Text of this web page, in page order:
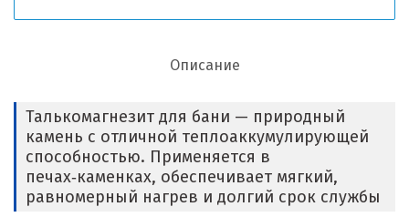
Описание
Талькомагнезит для бани — природный
камень с отличной теплоаккумулирующей
способностью. Применяется в
печах‑каменках, обеспечивает мягкий,
равномерный нагрев и долгий срок службы